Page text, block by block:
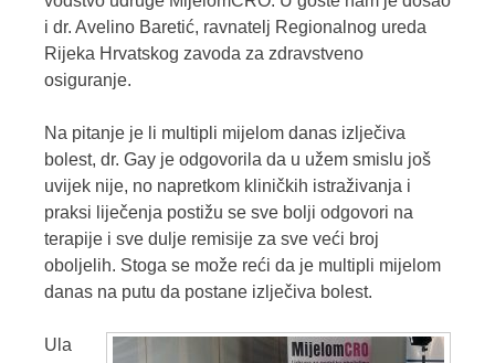
i dr. Avelino Baretić, ravnatelj Regionalnog ureda
Rijeka Hrvatskog zavoda za zdravstveno
osiguranje.
Na pitanje je li multipli mijelom danas izlječiva
bolest, dr. Gay je odgovorila da u užem smislu još
uvijek nije, no napretkom kliničkih istraživanja i
praksi liječenja postižu se sve bolji odgovori na
terapije i sve dulje remisije za sve veći broj
oboljelih. Stoga se može reći da je multipli mijelom
danas na putu da postane izlječiva bolest.
Ula